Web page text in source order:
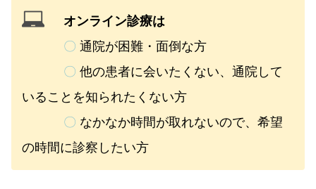
オンライン診療は
〇 通院が困難・面倒な方
〇 他の患者に会いたくない、通院して
いることを知られたくない方
〇 なかなか時間が取れないので、希望
の時間に診察したい方